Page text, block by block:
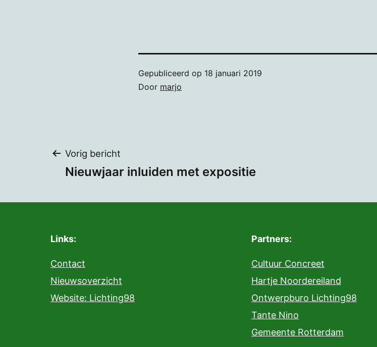
Gepubliceerd op 18 januari 2019
Door marjo
Bericht
Vorig bericht
Nieuwjaar inluiden met expositie
Links:
Contact
Nieuwsoverzicht
Website: Lichting98
Partners:
Cultuur Concreet
Hartje Noordereiland
Ontwerpburo Lichting98
Tante Nino
Gemeente Rotterdam